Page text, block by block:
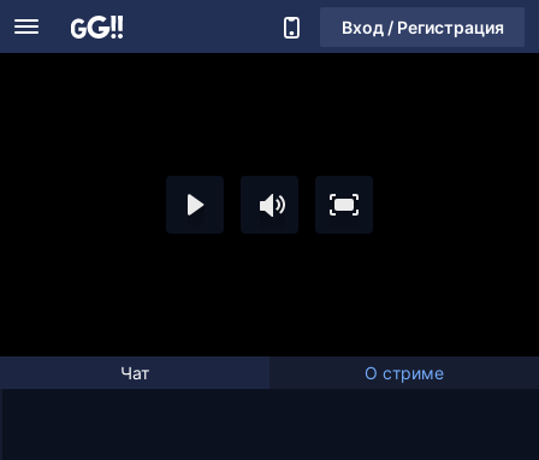
Вход / Регистрация
Чат О стриме